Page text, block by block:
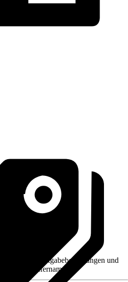
wie z. B. Rückgabebedingungen und
Verkäufernamen.